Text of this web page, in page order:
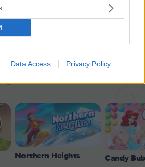
Data Access Privacy Policy
Northern Heights Candy